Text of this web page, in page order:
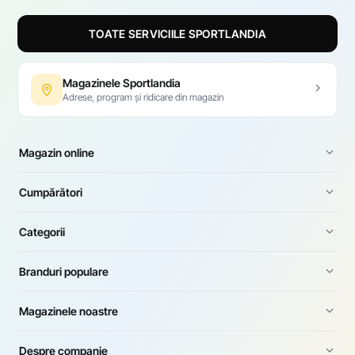
TOATE SERVICIILE SPORTLANDIA
Magazinele Sportlandia
Adrese, program și ridicare din magazin
Magazin online
Cumpărători
Categorii
Branduri populare
Magazinele noastre
Despre companie